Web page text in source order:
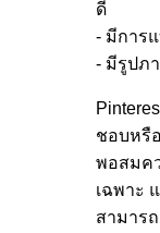
ดี
- มีการ
- มีรูปภ
ชอบหรื
พอสมค
เฉพาะ
สามาร